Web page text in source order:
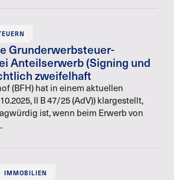
Grunderwerbsteuer-
Anteilserwerb (Signing und
zweifelhaft
(BFH) hat in einem aktuellen
II B 47/25 (AdV)) klargestellt,
ist, wenn beim Erwerb von
IMMOBILIEN